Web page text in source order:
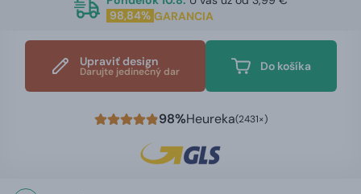
98,84% GARANCIA
Upraviť design
Darujte jedinečný dar Do košíka
98%Heureka(2431×)